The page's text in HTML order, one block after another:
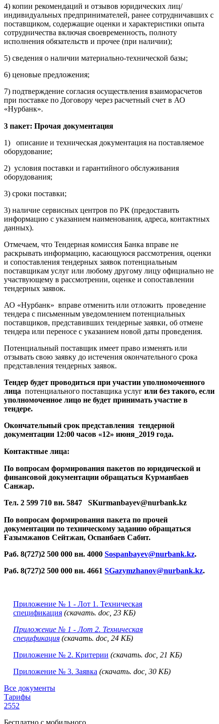
4) копии рекомендаций и отзывов юридических лиц/
индивидуальных предпринимателей, ранее сотрудничавших с
поставщиком, содержащие оценки и характеристики опыта
сотрудничества включая своевременность, полноту
исполнения обязательств и прочее (при наличии);
5) сведения о наличии материально-технической базы;
6) ценовые предложения;
7) подтверждение согласия осуществления взаиморасчетов
при поставке по Договору через расчетный счет в АО
«Нурбанк».
3 пакет: Прочая документация
1) описание и техническая документация на поставляемое
оборудование;
2) условия поставки и гарантийного обслуживания
оборудования;
3) сроки поставки;
3) наличие сервисных центров по РК (предоставить
информацию с указанием наименования, адреса, контактных
данных).
Отмечаем, что Тендерная комиссия Банка вправе не
раскрывать информацию, касающуюся рассмотрения, оценки
и сопоставления тендерных заявок потенциальным
поставщикам услуг или любому другому лицу официально не
участвующему в рассмотрении, оценке и сопоставлении
тендерных заявок.
АО «Нурбанк» вправе отменить или отложить проведение
тендера с письменным уведомлением потенциальных
поставщиков, представивших тендерные заявки, об отмене
тендера или переносе с указанием новой даты проведения.
Потенциальный поставщик имеет право изменять или
отзывать свою заявку до истечения окончательного срока
представления тендерных заявок.
Тендер будет проводиться при участии уполномоченного
лица потенциального поставщика услуг или без такого, если
уполномоченное лицо не будет принимать участие в
тендере.
Окончательный срок представления тендерной
документации 12:00 часов «12» июня_2019 года.
Контактные лица:
По вопросам формирования пакетов по юридической и
финансовой документации обращаться Курманбаев
Санжар.
Тел. 2 599 710 вн. 5847 SKurmanbayev@nurbank.kz
По вопросам формирования пакета по прочей
документации по техническому заданию обращаться
Ғазымжанов Сейтжан, Оспанбаев Сабит.
Раб. 8(727)2 500 000 вн. 4000 Sospanbayev@nurbank.kz.
Раб. 8(727)2 500 000 вн. 4661 SGazymzhanov@nurbank.kz.
Приложение № 1 - Лот 1. Техническая
спецификация (скачать. doc , 23 KБ)
Приложение № 1 - Лот 2. Техническая
спецификация (скачать. doc , 24 KБ)
Приложение № 2. Критерии (скачать. doc, 21 KБ)
Приложение № 3. Заявка (скачать. doc, 30 KБ)
Все документы
Тарифы
2552
Бесплатно с мобильного